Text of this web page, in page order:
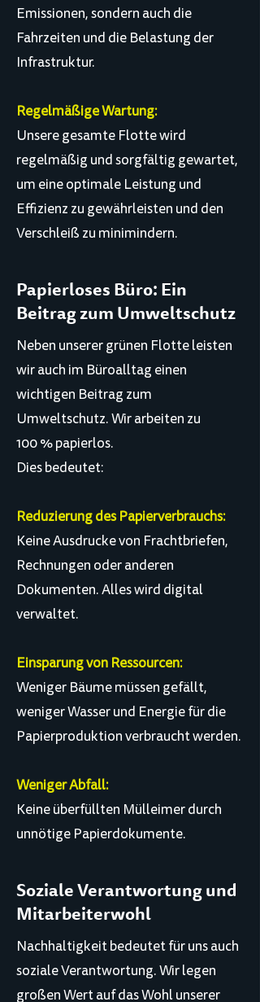
Emissionen, sondern auch die
Fahrzeiten und die Belastung der
Infrastruktur.
Regelmäßige Wartung:
Unsere gesamte Flotte wird
regelmäßig und sorgfältig gewartet,
um eine optimale Leistung und
Effizienz zu gewährleisten und den
Verschleiß zu minimindern.
Papierloses Büro: Ein
Beitrag zum Umweltschutz
Neben unserer grünen Flotte leisten
wir auch im Büroalltag einen
wichtigen Beitrag zum
Umweltschutz. Wir arbeiten zu
100 % papierlos.
Dies bedeutet:
Reduzierung des Papierverbrauchs:
Keine Ausdrucke von Frachtbriefen,
Rechnungen oder anderen
Dokumenten. Alles wird digital
verwaltet.
Einsparung von Ressourcen:
Weniger Bäume müssen gefällt,
weniger Wasser und Energie für die
Papierproduktion verbraucht werden.
Weniger Abfall:
Keine überfüllten Mülleimer durch
unnötige Papierdokumente.
Soziale Verantwortung und
Mitarbeiterwohl
Nachhaltigkeit bedeutet für uns auch
soziale Verantwortung. Wir legen
großen Wert auf das Wohl unserer